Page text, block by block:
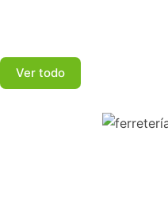
Ver todo